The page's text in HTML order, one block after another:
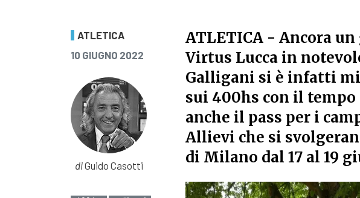
Daniel Galligani (Virtus
ATLETICA
PUBBLICATO IL
10 GIUGNO 2022
diGuido Casotti
ATLETICA - Ancora
Virtus Lucca in
Galligani si è infatti
sui 400hs con il
anche il pass per i
Allievi che si
di Milano dal 17 al 19